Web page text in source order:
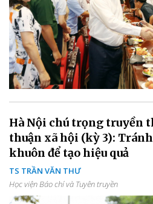
Hà Nội chú trọng truyền
thuận xã hội (kỳ 3):
khuôn để tạo hiệu quả
TS TRẦN VĂN THƯ
Học viện Báo chí và Tuyên truyền